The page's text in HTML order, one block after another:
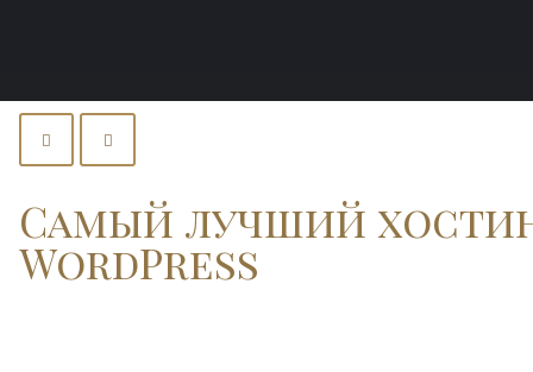
Самый лучший
WordPress